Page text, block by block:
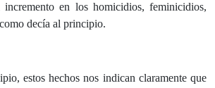
en los homicidios, feminicidios,
decía al principio.
estos hechos nos indican claramente que